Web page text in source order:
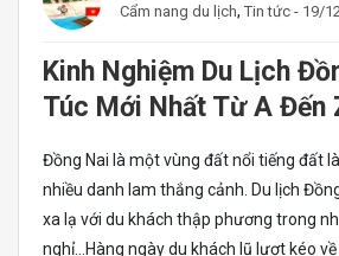
Cẩm nang du lịch, Tin tức - 19/
Kinh Nghiệm Du Lịch
Túc Mới Nhất Từ A Đến
Đồng Nai là một vùng đất nổi tiếng đất
nhiều danh lam thắng cảnh. Du lịch
xa lạ với du khách thập phương trong
nghỉ…Hàng ngày du khách lũ lượt kéo